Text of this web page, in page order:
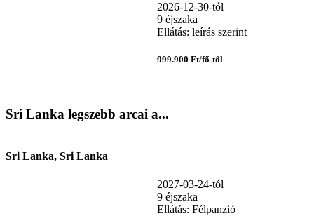
2026-12-30-tól
9 éjszaka
Ellátás: leírás szerint
999.900 Ft/fő-től
Srí Lanka legszebb arcai a...
Sri Lanka, Sri Lanka
2027-03-24-tól
9 éjszaka
Ellátás: Félpanzió